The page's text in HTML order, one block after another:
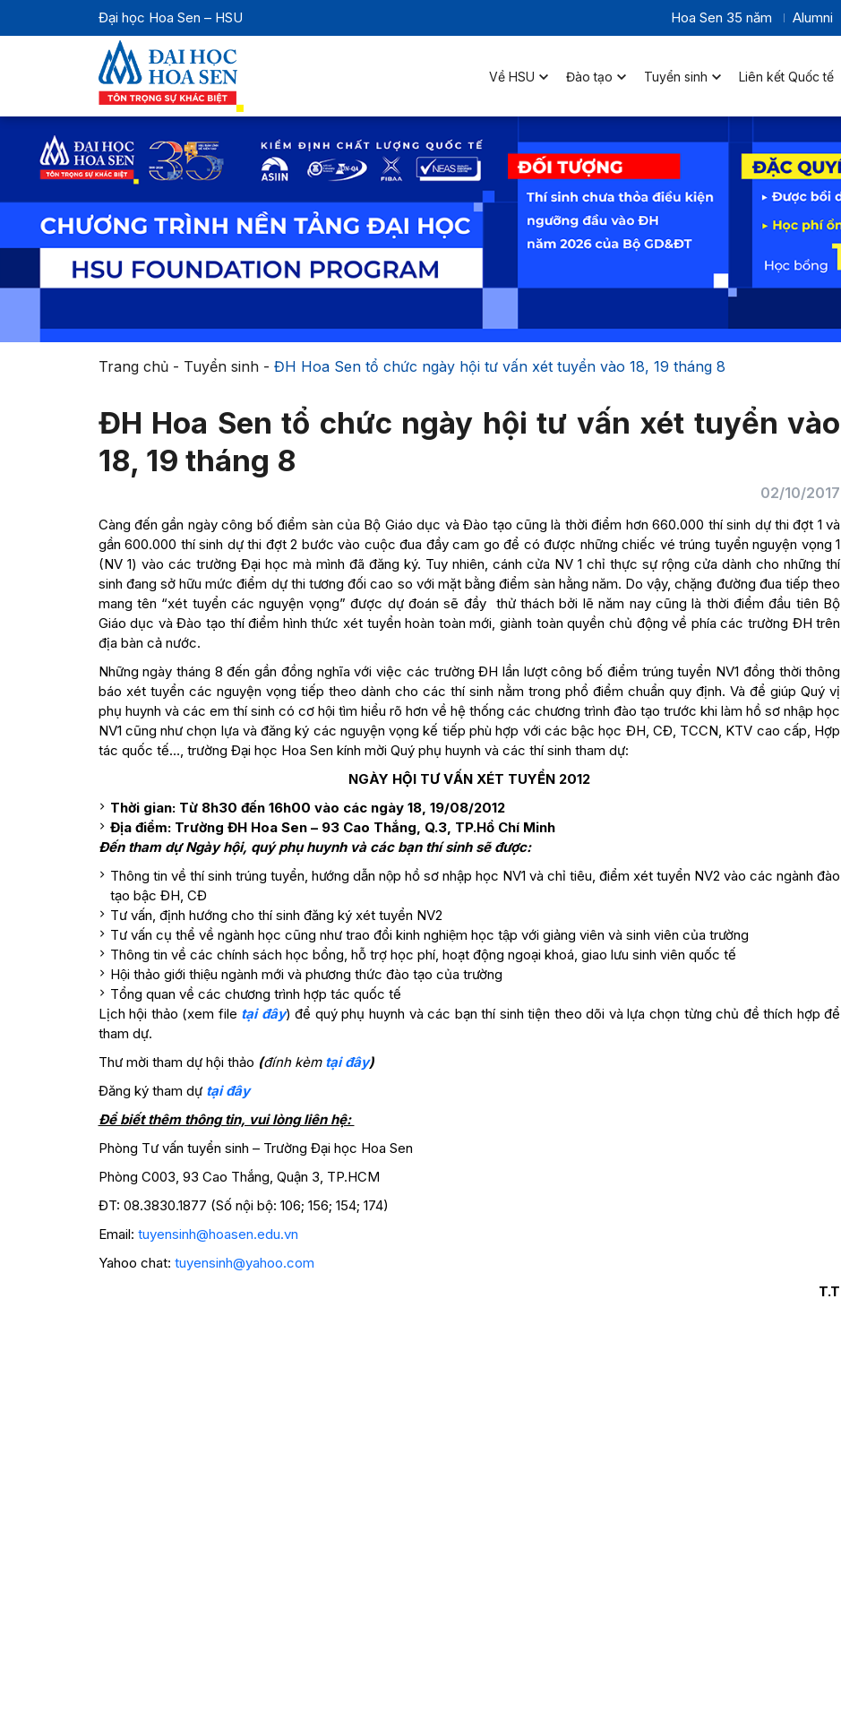
Đại học Hoa Sen – HSU Hoa Sen 35 năm Alumni
Về HSU Đào tạo Tuyển sinh Liên kết Quốc tế
Trang chủ- Tuyển sinh- ĐH Hoa Sen tổ chức ngày hội tư vấn xét tuyển vào 18, 19 tháng 8
ĐH Hoa Sen tổ chức ngày hội tư vấn xét tuyển vào
18, 19 tháng 8
02/10/2017
Càng đến gần ngày công bố điểm sàn của Bộ Giáo dục và Đào tạo cũng là thời điểm hơn 660.000 thí sinh dự thi đợt 1 và
gần 600.000 thí sinh dự thi đợt 2 bước vào cuộc đua đầy cam go để có được những chiếc vé trúng tuyển nguyện vọng 1
(NV 1) vào các trường Đại học mà mình đã đăng ký. Tuy nhiên, cánh cửa NV 1 chỉ thực sự rộng cửa dành cho những thí
sinh đang sở hữu mức điểm dự thi tương đối cao so với mặt bằng điểm sàn hằng năm. Do vậy, chặng đường đua tiếp theo
mang tên “xét tuyển các nguyện vọng” được dự đoán sẽ đầy thử thách bởi lẽ năm nay cũng là thời điểm đầu tiên Bộ
Giáo dục và Đào tạo thí điểm hình thức xét tuyển hoàn toàn mới, giành toàn quyền chủ động về phía các trường ĐH trên
địa bàn cả nước.
Những ngày tháng 8 đến gần đồng nghĩa với việc các trường ĐH lần lượt công bố điểm trúng tuyển NV1 đồng thời thông
báo xét tuyển các nguyện vọng tiếp theo dành cho các thí sinh nằm trong phổ điểm chuẩn quy định. Và để giúp Quý vị
phụ huynh và các em thí sinh có cơ hội tìm hiểu rõ hơn về hệ thống các chương trình đào tạo trước khi làm hồ sơ nhập học
NV1 cũng như chọn lựa và đăng ký các nguyện vọng kế tiếp phù hợp với các bậc học ĐH, CĐ, TCCN, KTV cao cấp, Hợp
tác quốc tế…, trường Đại học Hoa Sen kính mời Quý phụ huynh và các thí sinh tham dự:
NGÀY HỘI TƯ VẤN XÉT TUYỂN 2012
Thời gian: Từ 8h30 đến 16h00 vào các ngày 18, 19/08/2012
Địa điểm: Trường ĐH Hoa Sen – 93 Cao Thắng, Q.3, TP.Hồ Chí Minh
Đến tham dự Ngày hội, quý phụ huynh và các bạn thí sinh sẽ được:
Thông tin về thí sinh trúng tuyển, hướng dẫn nộp hồ sơ nhập học NV1 và chỉ tiêu, điểm xét tuyển NV2 vào các ngành đào
tạo bậc ĐH, CĐ
Tư vấn, định hướng cho thí sinh đăng ký xét tuyển NV2
Tư vấn cụ thể về ngành học cũng như trao đổi kinh nghiệm học tập với giảng viên và sinh viên của trường
Thông tin về các chính sách học bổng, hỗ trợ học phí, hoạt động ngoại khoá, giao lưu sinh viên quốc tế
Hội thảo giới thiệu ngành mới và phương thức đào tạo của trường
Tổng quan về các chương trình hợp tác quốc tế
Lịch hội thảo (xem file tại đây) để quý phụ huynh và các bạn thí sinh tiện theo dõi và lựa chọn từng chủ đề thích hợp để
tham dự.
Thư mời tham dự hội thảo (đính kèm tại đây)
Đăng ký tham dự tại đây
Để biết thêm thông tin, vui lòng liên hệ:
Phòng Tư vấn tuyển sinh – Trường Đại học Hoa Sen
Phòng C003, 93 Cao Thắng, Quận 3, TP.HCM
ĐT: 08.3830.1877 (Số nội bộ: 106; 156; 154; 174)
Email: tuyensinh@hoasen.edu.vn
Yahoo chat: tuyensinh@yahoo.com
T.T